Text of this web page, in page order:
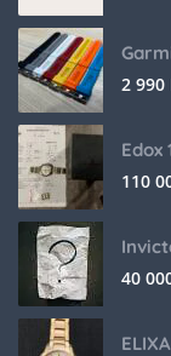
2 990
Edox
110
40